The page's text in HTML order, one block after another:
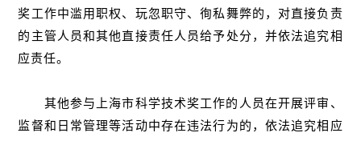
奖工作中滥用职权、玩忽职守、徇私舞弊的，对直接负责
的主管人员和其他直接责任人员给予处分，并依法追究相
应责任。
其他参与上海市科学技术奖工作的人员在开展评审、
监督和日常管理等活动中存在违法行为的，依法追究相应